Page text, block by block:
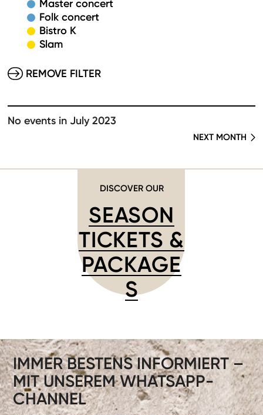
Master concert
Folk concert
Bistro K
Slam
REMOVE FILTER
No events in July 2023
NEXT MONTH
DISCOVER OUR
SEASON
TICKETS &
PACKAGE
S
IMMER BESTENS INFORMIERT –
MIT UNSEREM WHATSAPP-
CHANNEL